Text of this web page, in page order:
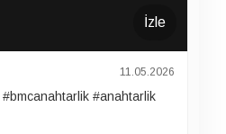
İzle
11.05.2026